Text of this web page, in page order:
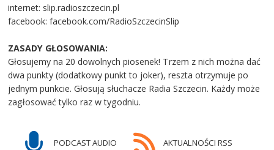
internet: slip.radioszczecin.pl
facebook: facebook.com/RadioSzczecinSlip
ZASADY GŁOSOWANIA:
Głosujemy na 20 dowolnych piosenek! Trzem z nich można dać
dwa punkty (dodatkowy punkt to joker), reszta otrzymuje po
jednym punkcie. Głosują słuchacze Radia Szczecin. Każdy może
zagłosować tylko raz w tygodniu.
PODCAST AUDIO AKTUALNOŚCI RSS